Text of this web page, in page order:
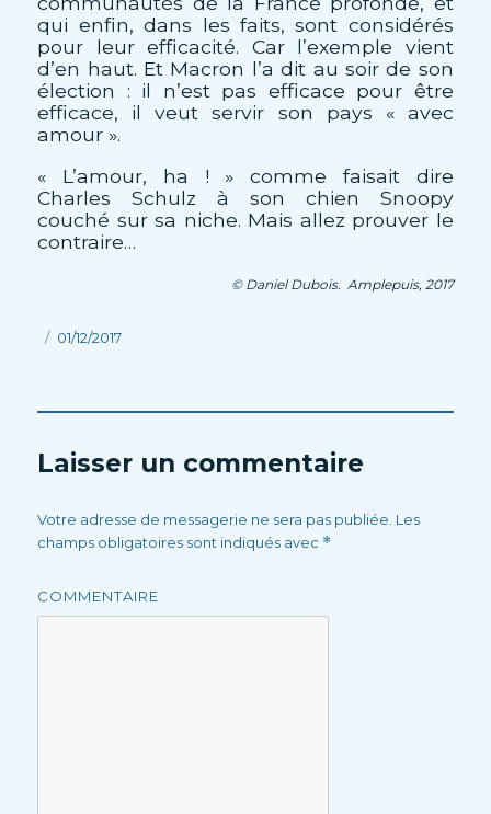
qui enfin, dans les faits, sont considérés
pour leur efficacité. Car l’exemple vient
d’en haut. Et Macron l’a dit au soir de son
élection : il n’est pas efficace pour être
efficace, il veut servir son pays « avec
amour ».
« L’amour, ha ! » comme faisait dire
Charles Schulz à son chien Snoopy
couché sur sa niche. Mais allez prouver le
contraire…
© Daniel Dubois. Amplepuis, 2017
Publié
01/12/2017
Laisser un commentaire
Votre adresse de messagerie ne sera pas publiée. Les
champs obligatoires sont indiqués avec *
COMMENTAIRE